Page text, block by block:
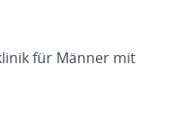
für Männer mit